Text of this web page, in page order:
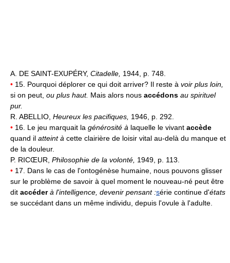
A. DE SAINT-EXUPÉRY, Citadelle, 1944, p. 748.
• 15. Pourquoi déplorer ce qui doit arriver? Il reste à voir plus loin,
si on peut, ou plus haut. Mais alors nous accédons au spirituel
pur.
R. ABELLIO, Heureux les pacifiques, 1946, p. 292.
• 16. Le jeu marquait la générosité à laquelle le vivant accède
quand il atteint à cette clairière de loisir vital au-delà du manque et
de la douleur.
P. RICŒUR, Philosophie de la volonté, 1949, p. 113.
• 17. Dans le cas de l'ontogénèse humaine, nous pouvons glisser
sur le problème de savoir à quel moment le nouveau-né peut être
dit accéderà l'intelligence, devenir pensant :série continue d'états
se succédant dans un même individu, depuis l'ovule à l'adulte.